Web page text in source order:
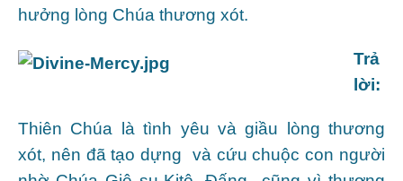
hưởng lòng Chúa thương xót.
Trả
lời:
Thiên Chúa là tình yêu và giầu lòng thương
xót, nên đã tạo dựng và cứu chuộc con người